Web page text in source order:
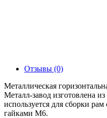
Отзывы (0)
Металлическая
Металл-завод изготовлена
используется для сборки
гайками М6.